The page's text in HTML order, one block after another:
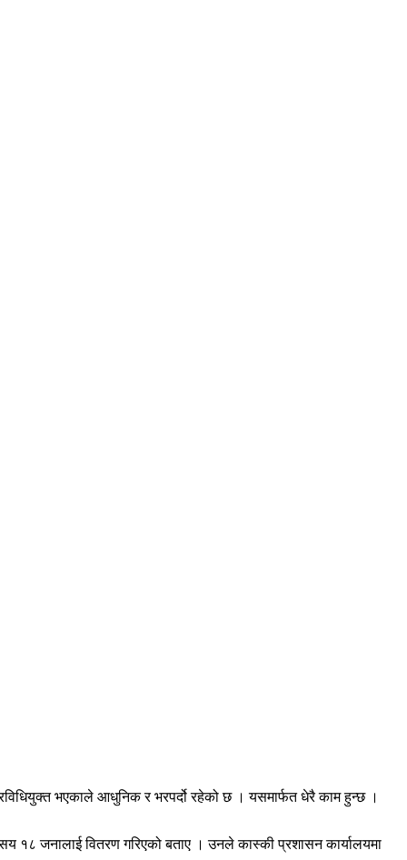
भएकाले आधुनिक र भरपर्दो रहेको छ । यसमार्फत धेरै काम हुन्छ ।
१८ जनालाई वितरण गरिएको बताए । उनले कास्की प्रशासन कार्यालयमा